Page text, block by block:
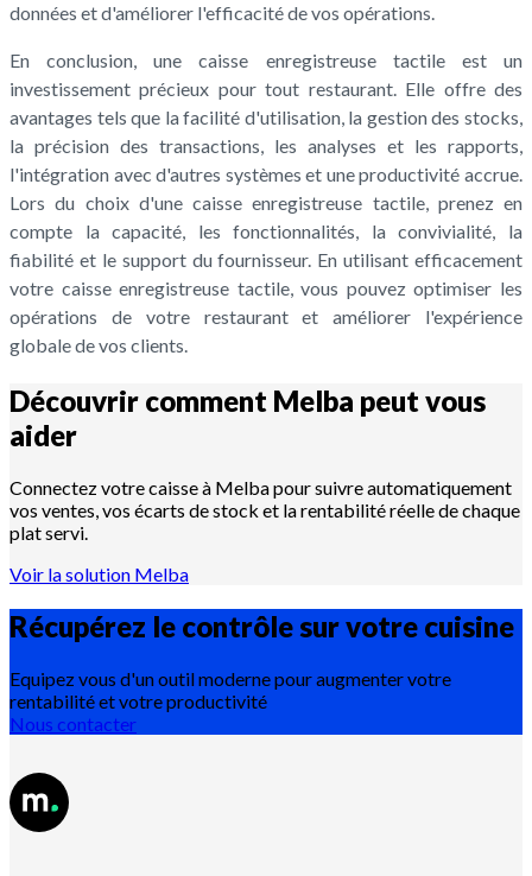
données et d'améliorer l'efficacité de vos opérations.
En conclusion, une caisse enregistreuse tactile est un
investissement précieux pour tout restaurant. Elle offre des
avantages tels que la facilité d'utilisation, la gestion des stocks,
la précision des transactions, les analyses et les rapports,
l'intégration avec d'autres systèmes et une productivité accrue.
Lors du choix d'une caisse enregistreuse tactile, prenez en
compte la capacité, les fonctionnalités, la convivialité, la
fiabilité et le support du fournisseur. En utilisant efficacement
votre caisse enregistreuse tactile, vous pouvez optimiser les
opérations de votre restaurant et améliorer l'expérience
globale de vos clients.
Découvrir comment Melba peut vous
aider
Connectez votre caisse à Melba pour suivre automatiquement
vos ventes, vos écarts de stock et la rentabilité réelle de chaque
plat servi.
Voir la solution Melba
Récupérez le contrôle sur votre cuisine
Equipez vous d'un outil moderne pour augmenter votre
rentabilité et votre productivité
Nous contacter